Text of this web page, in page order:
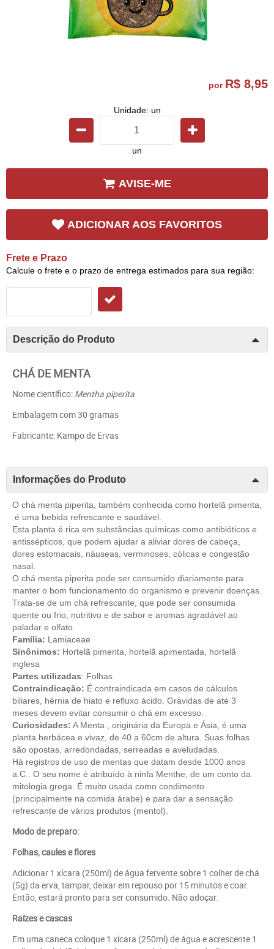
por R$ 8,95
Unidade: un
un
AVISE-ME
ADICIONAR AOS FAVORITOS
Frete e Prazo
Calcule o frete e o prazo de entrega estimados para sua região:
Descrição do Produto
CHÁ DE MENTA
Nome científico: Mentha piperita
Embalagem com 30 gramas
Fabricante: Kampo de Ervas
Informações do Produto
O chá menta piperita, também conhecida como hortelã pimenta,
é uma bebida refrescante e saudável.
Esta planta é rica em substâncias químicas como antibióticos e
antissépticos, que podem ajudar a aliviar dores de cabeça,
dores estomacais, náuseas, verminoses, cólicas e congestão
nasal.
O chá menta piperita pode ser consumido diariamente para
manter o bom funcionamento do organismo e prevenir doenças.
Trata-se de um chá refrescante, que pode ser consumida
quente ou frio, nutritivo e de sabor e aromas agradável ao
paladar e olfato.
Família: Lamiaceae
Sinônimos: Hortelã pimenta, hortelã apimentada, hortelã
inglesa
Partes utilizadas: Folhas
Contraindicação: É contraindicada em casos de cálculos
biliares, hérnia de hiato e refluxo ácido. Grávidas de até 3
meses devem evitar consumir o chá em excesso.
Curiosidades: A Menta , originária da Europa e Ásia, é uma
planta herbácea e vivaz, de 40 a 60cm de altura. Suas folhas
são opostas, arredondadas, serreadas e aveludadas.
Há registros de uso de mentas que datam desde 1000 anos
a.C.. O seu nome é atribuído à ninfa Menthe, de um conto da
mitologia grega. É muito usada como condimento
(principalmente na comida árabe) e para dar a sensação
refrescante de vários produtos (mentol).
Modo de preparo:
Folhas, caules e flores
Adicionar 1 xícara (250ml) de água fervente sobre 1 colher de chá
(5g) da erva, tampar, deixar em repouso por 15 minutos e coar.
Então, estará pronto para ser consumido. Não adoçar.
Raízes e cascas
Em uma caneca coloque 1 xícara (250ml) de água e acrescente 1